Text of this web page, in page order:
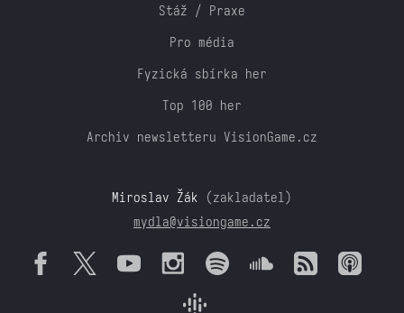
Stáž / Praxe
Pro média
Fyzická sbírka her
Top 100 her
Archiv newsletteru VisionGame.cz
Miroslav Žák (zakladatel)
mydla@visiongame.cz